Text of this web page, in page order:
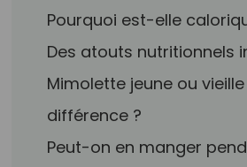
Pourquoi est-elle
Des atouts nutritionnels
Mimolette jeune ou
différence ?
Peut-on en manger